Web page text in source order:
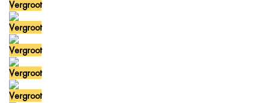
Vergroot
Vergroot
Vergroot
Vergroot
Vergroot